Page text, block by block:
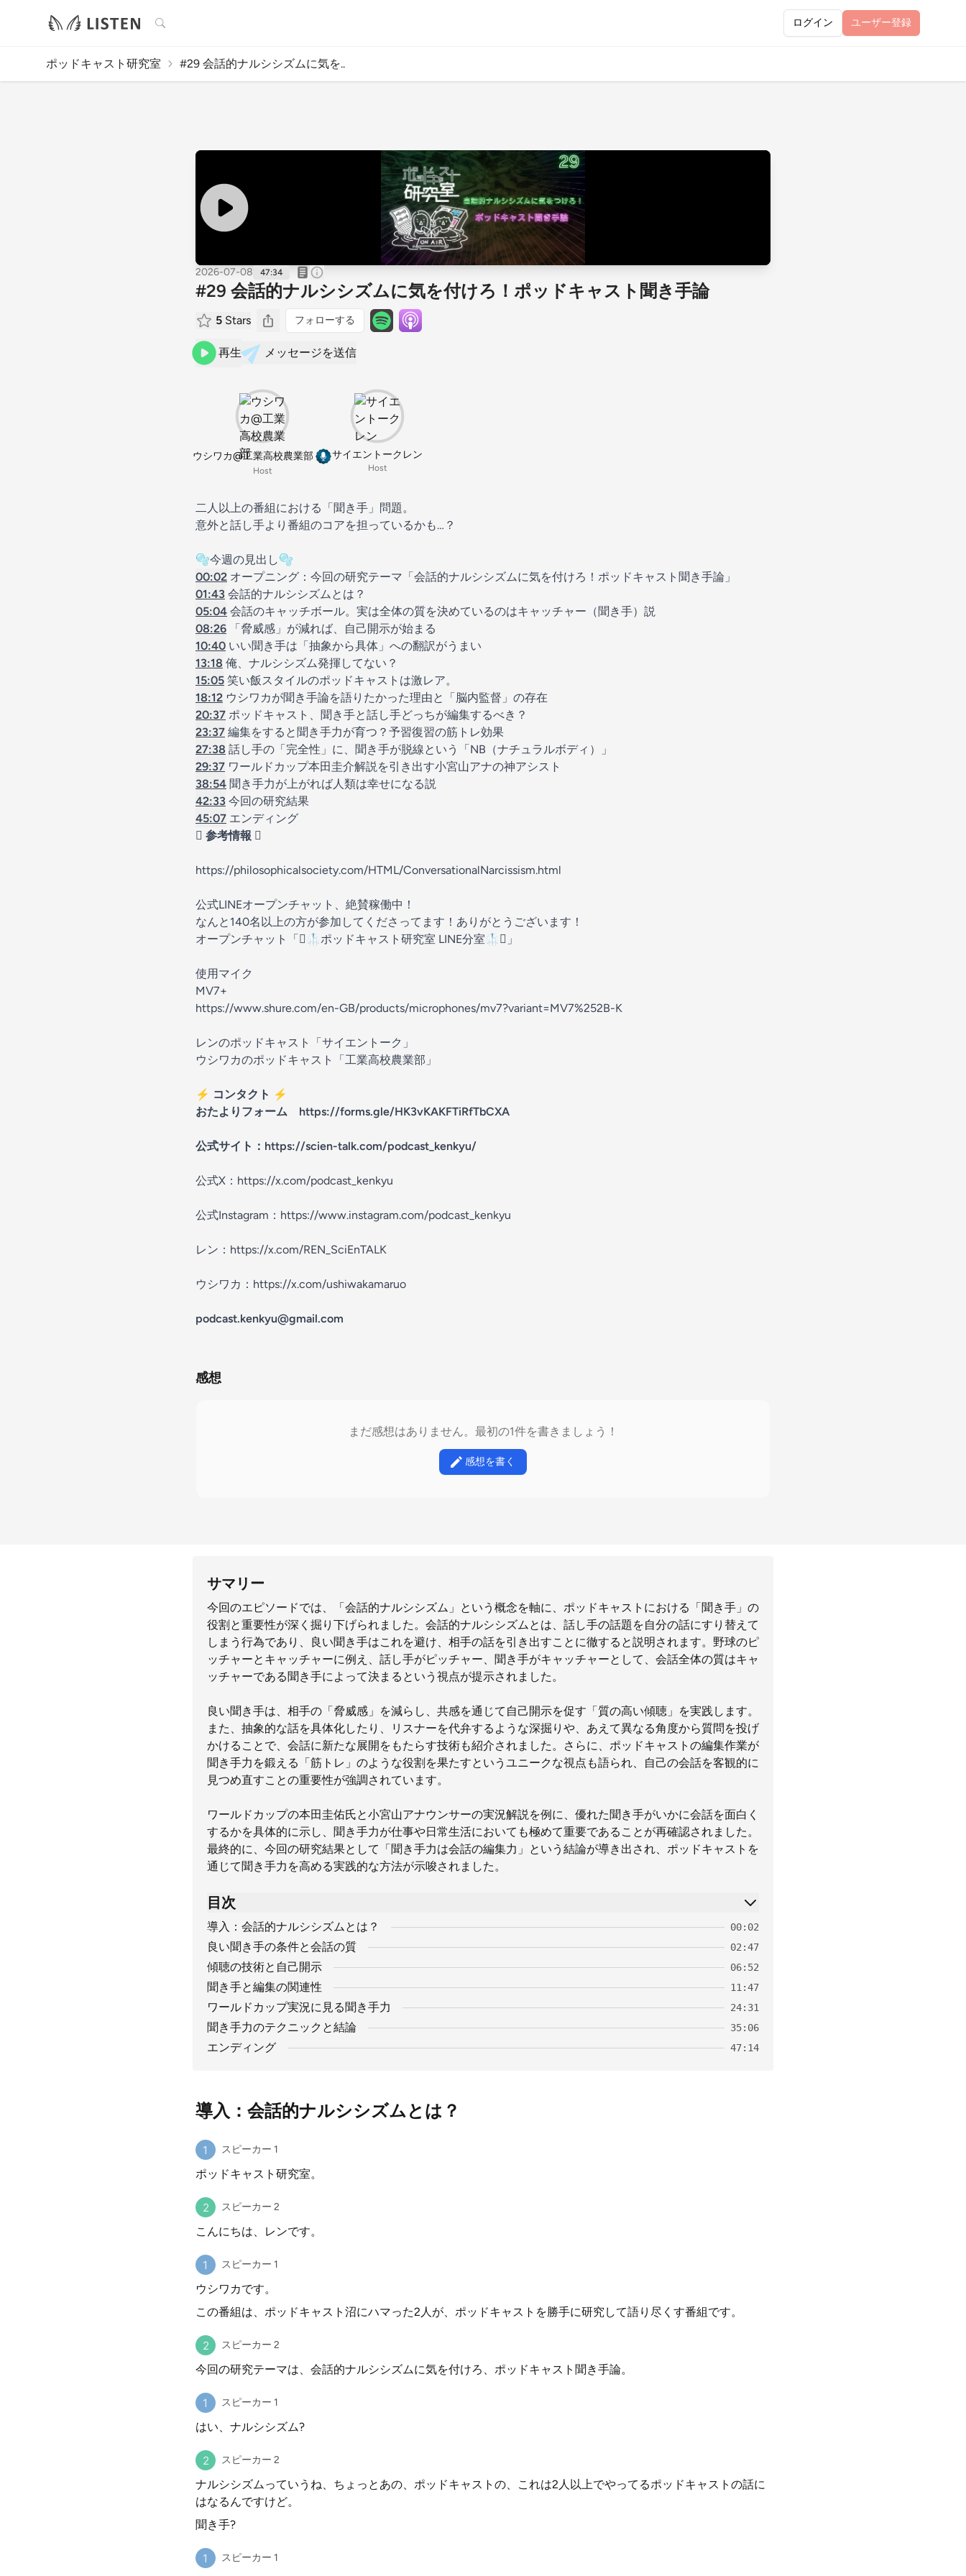
検索 ログイン ユーザー登録
ポッドキャスト研究室 #29 会話的ナルシシズムに気を..
2026-07-08 47:34
#29 会話的ナルシシズムに気を付けろ！ポッドキャスト聞き手論
5 Stars フォローする
再生 メッセージを送信
ウシワカ@工業高校農業部
Host
サイエントークレン
Host
二人以上の番組における「聞き手」問題。
意外と話し手より番組のコアを担っているかも…？
🫧今週の見出し🫧
00:02 オープニング：今回の研究テーマ「会話的ナルシシズムに気を付けろ！ポッドキャスト聞き手論」
01:43 会話的ナルシシズムとは？
05:04 会話のキャッチボール。実は全体の質を決めているのはキャッチャー（聞き手）説
08:26 「脅威感」が減れば、自己開示が始まる
10:40 いい聞き手は「抽象から具体」への翻訳がうまい
13:18 俺、ナルシシズム発揮してない？
15:05 笑い飯スタイルのポッドキャストは激レア。
18:12 ウシワカが聞き手論を語りたかった理由と「脳内監督」の存在
20:37 ポッドキャスト、聞き手と話し手どっちが編集するべき？
23:37 編集をすると聞き手力が育つ？予習復習の筋トレ効果
27:38 話し手の「完全性」に、聞き手が脱線という「NB（ナチュラルボディ）」
29:37 ワールドカップ本田圭介解説を引き出す小宮山アナの神アシスト
38:54 聞き手力が上がれば人類は幸せになる説
42:33 今回の研究結果
45:07 エンディング
🫟 参考情報 🫟
https://philosophicalsociety.com/HTML/ConversationalNarcissism.html
公式LINEオープンチャット、絶賛稼働中！
なんと140名以上の方が参加してくださってます！ありがとうございます！
オープンチャット「🫟🥼ポッドキャスト研究室 LINE分室🥼🫟 」
使用マイク
MV7+
https://www.shure.com/en-GB/products/microphones/mv7?variant=MV7%252B-K
レンのポッドキャスト「サイエントーク 」
ウシワカのポッドキャスト「工業高校農業部 」
⚡ コンタクト ⚡
おたよりフォーム https://forms.gle/HK3vKAKFTiRfTbCXA
公式サイト： https://scien-talk.com/podcast_kenkyu/
公式X： https://x.com/podcast_kenkyu
公式Instagram： https://www.instagram.com/podcast_kenkyu
レン： https://x.com/REN_SciEnTALK
ウシワカ： https://x.com/ushiwakamaruo
podcast.kenkyu@gmail.com
感想
まだ感想はありません。最初の1件を書きましょう！
感想を書く
サマリー
今回のエピソードでは、「会話的ナルシシズム」という概念を軸に、ポッドキャストにおける「聞き手」の
役割と重要性が深く掘り下げられました。会話的ナルシシズムとは、話し手の話題を自分の話にすり替えて
しまう行為であり、良い聞き手はこれを避け、相手の話を引き出すことに徹すると説明されます。野球のピ
ッチャーとキャッチャーに例え、話し手がピッチャー、聞き手がキャッチャーとして、会話全体の質はキャ
ッチャーである聞き手によって決まるという視点が提示されました。
良い聞き手は、相手の「脅威感」を減らし、共感を通じて自己開示を促す「質の高い傾聴」を実践します。
また、抽象的な話を具体化したり、リスナーを代弁するような深掘りや、あえて異なる角度から質問を投げ
かけることで、会話に新たな展開をもたらす技術も紹介されました。さらに、ポッドキャストの編集作業が
聞き手力を鍛える「筋トレ」のような役割を果たすというユニークな視点も語られ、自己の会話を客観的に
見つめ直すことの重要性が強調されています。
ワールドカップの本田圭佑氏と小宮山アナウンサーの実況解説を例に、優れた聞き手がいかに会話を面白く
するかを具体的に示し、聞き手力が仕事や日常生活においても極めて重要であることが再確認されました。
最終的に、今回の研究結果として「聞き手力は会話の編集力」という結論が導き出され、ポッドキャストを
通じて聞き手力を高める実践的な方法が示唆されました。
目次
導入：会話的ナルシシズムとは？ 00:02
良い聞き手の条件と会話の質 02:47
傾聴の技術と自己開示 06:52
聞き手と編集の関連性 11:47
ワールドカップ実況に見る聞き手力 24:31
聞き手力のテクニックと結論 35:06
エンディング 47:14
導入：会話的ナルシシズムとは？
スピーカー 1
ポッドキャスト研究室。
スピーカー 2
こんにちは、レンです。
スピーカー 1
ウシワカです。
この番組は、ポッドキャスト沼にハマった2人が、ポッドキャストを勝手に研究して語り尽くす番組です。
スピーカー 2
今回の研究テーマは、会話的ナルシシズムに気を付けろ、ポッドキャスト聞き手論。
スピーカー 1
はい、ナルシシズム?
スピーカー 2
ナルシシズムっていうね、ちょっとあの、ポッドキャストの、これは2人以上でやってるポッドキャストの話に
はなるんですけど。
聞き手?
スピーカー 1